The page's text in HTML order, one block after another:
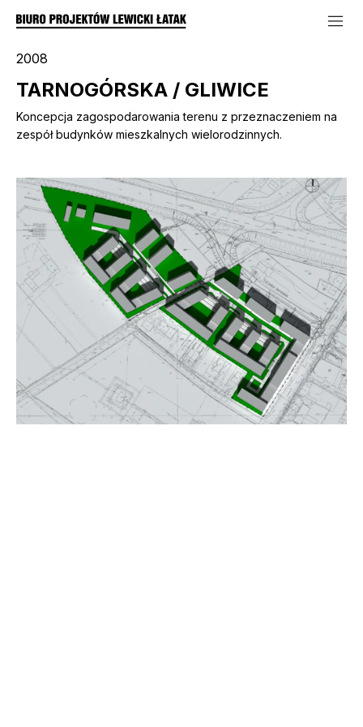
2008
TARNOGÓRSKA / GLIWICE
Koncepcja zagospodarowania terenu z przeznaczeniem na
zespół budynków mieszkalnych wielorodzinnych.